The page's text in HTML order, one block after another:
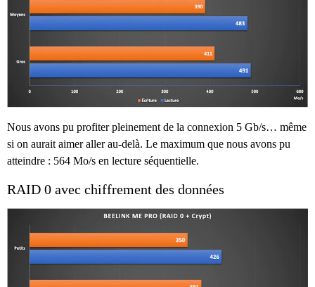
Nous avons pu profiter pleinement de la connexion 5 Gb/s… même
si on aurait aimer aller au-delà. Le maximum que nous avons pu
atteindre : 564 Mo/s en lecture séquentielle.
RAID 0 avec chiffrement des données